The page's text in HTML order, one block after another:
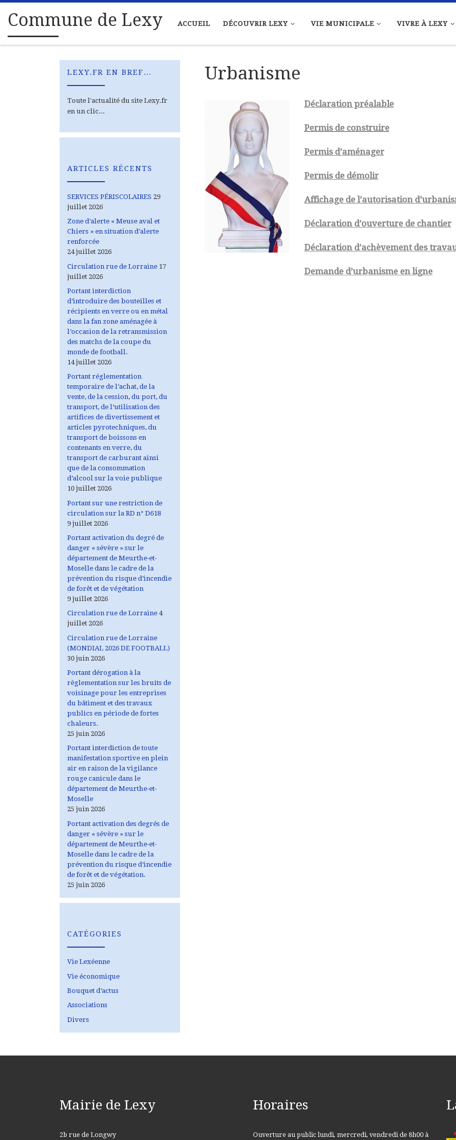
Passer au contenu
Commune de Lexy ACCUEIL DÉCOUVRIR LEXY VIE MUNICIPALE VIVRE À LEXY
Urbanisme
Déclaration préalable
Permis de construire
Permis d’aménager
Permis de démolir
Affichage de l’autorisation
Déclaration d’ouverture de chantier
Déclaration d’achèvement des
Demande d’urbanisme en ligne
LEXY.FR EN BREF…
Toute l'actualité du site Lexy.fr
en un clic...
ARTICLES RÉCENTS
SERVICES PÉRISCOLAIRES 29
juillet 2026
Zone d’alerte « Meuse aval et
Chiers » en situation d’alerte
renforcée
24 juillet 2026
Circulation rue de Lorraine 17
juillet 2026
Portant interdiction
d’introduire des bouteilles et
récipients en verre ou en métal
dans la fan zone aménagée à
l’occasion de la retransmission
des matchs de la coupe du
monde de football.
14 juillet 2026
Portant réglementation
temporaire de l’achat, de la
vente, de la cession, du port, du
transport, de l’utilisation des
artifices de divertissement et
articles pyrotechniques, du
transport de boissons en
contenants en verre, du
transport de carburant ainsi
que de la consommation
d’alcool sur la voie publique
10 juillet 2026
Portant sur une restriction de
circulation sur la RD n° D618
9 juillet 2026
Portant activation du degré de
danger « sévère » sur le
département de Meurthe-et-
Moselle dans le cadre de la
prévention du risque d’incendie
de forêt et de végétation
9 juillet 2026
Circulation rue de Lorraine 4
juillet 2026
Circulation rue de Lorraine
(MONDIAL 2026 DE FOOTBALL)
30 juin 2026
Portant dérogation à la
règlementation sur les bruits de
voisinage pour les entreprises
du bâtiment et des travaux
publics en période de fortes
chaleurs.
25 juin 2026
Portant interdiction de toute
manifestation sportive en plein
air en raison de la vigilance
rouge canicule dans le
département de Meurthe-et-
Moselle
25 juin 2026
Portant activation des degrés de
danger « sévère » sur le
département de Meurthe-et-
Moselle dans le cadre de la
prévention du risque d’incendie
de forêt et de végétation.
25 juin 2026
CATÉGORIES
Vie Lexéenne
Vie économique
Bouquet d’actus
Associations
Divers
Mairie de Lexy
2b rue de Longwy
Horaires
Ouverture au public lundi, mercredi, vendredi de 8h00 à